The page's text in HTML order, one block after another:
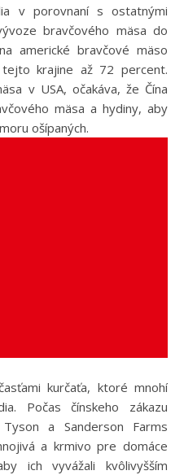
v porovnaní s ostatnými
bravčového mäsa do
americké bravčové mäso
krajine až 72 percent.
v USA, očakáva, že Čína
mäsa a hydiny, aby
ošípaných.
kurčaťa, ktoré mnohí
Počas čínskeho zákazu
a Sanderson Farms
a krmivo pre domáce
ich vyvážali kvôlivyšším